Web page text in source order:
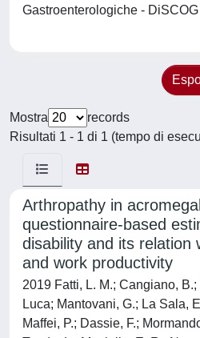
Gastroenterologiche - DiSCOG
Mostra
records
Risultati 1 - 1 di 1 (tempo di
Arthropathy in
questionnaire-based
disability and its relation
and work productivity
2019 Fatti, L. M.; Cangiano,
Luca; Mantovani, G.; La Sala,
Maffei, P.; Dassie, F.;